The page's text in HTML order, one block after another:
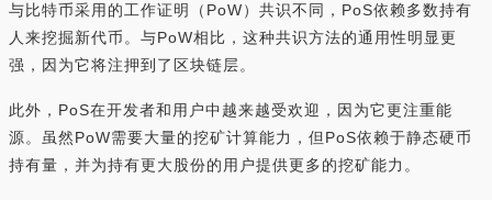
与比特币采用的工作证明（PoW）共识不同，PoS依赖多数持有
人来挖掘新代币。与PoW相比，这种共识方法的通用性明显更
强，因为它将注押到了区块链层。
此外，PoS在开发者和用户中越来越受欢迎，因为它更注重能
源。虽然PoW需要大量的挖矿计算能力，但PoS依赖于静态硬币
持有量，并为持有更大股份的用户提供更多的挖矿能力。